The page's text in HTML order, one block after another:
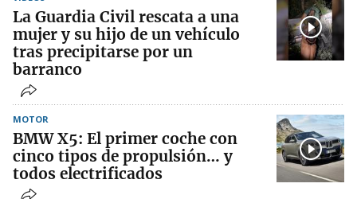
La Guardia Civil rescata a una
mujer y su hijo de un vehículo
tras precipitarse por un
barranco
MOTOR
BMW X5: El primer coche con
cinco tipos de propulsión… y
todos electrificados